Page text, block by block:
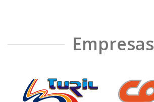
Empresas
❮